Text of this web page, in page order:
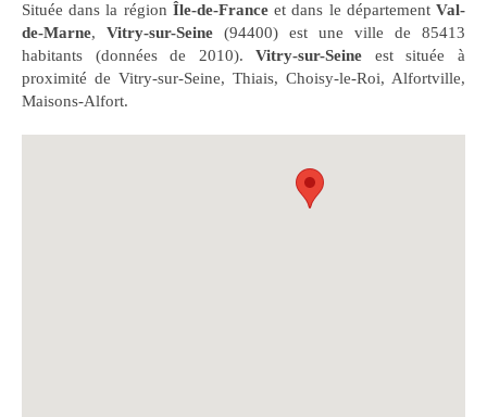
Située dans la région Île-de-Franceet dans le départementVal-
de-Marne, Vitry-sur-Seine (94400) est une ville de 85413
habitants (données de 2010).Vitry-sur-Seine est située à
proximité de Vitry-sur-Seine, Thiais, Choisy-le-Roi, Alfortville,
Maisons-Alfort.